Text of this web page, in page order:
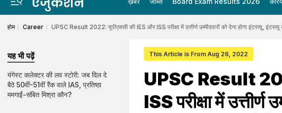
होम Career UPSC Result 2022: यूपीएससी की IES और ISS परीक्षा में उत्तीर्ण उम्मीदवारों को देना होगा इंटरव्यू,
This Article is From Aug 26, 2022
UPSC Result
ISS परीक्षा में उत्तीर्ण
यह भी पढ़ें
यंगेस्ट कलेक्टर की लव स्टोरी: जब दिल दे
बैठे 50वीं-51वीं रैंक वाले IAS, प्रतिष्ठा
ममगाईं-संबित मिश्रा कौन?